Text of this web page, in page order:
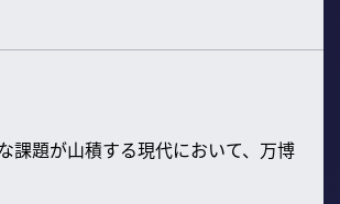
課題が山積する現代において、万博